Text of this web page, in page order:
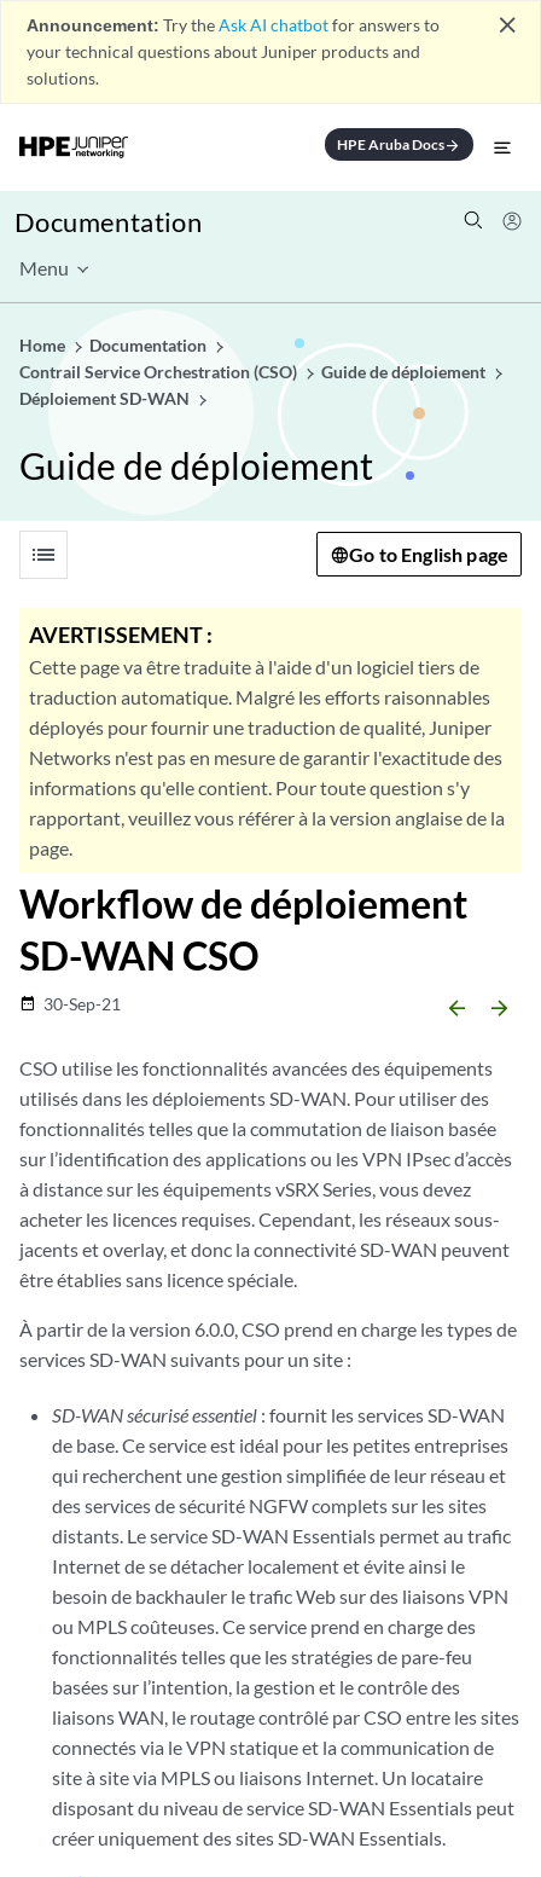
Announcement: Try theAsk AI chatbotfor answers to
your technical questions about Juniper products and
solutions.
close
HPE Aruba Docsarrow_forward
Documentation
Menu
Home
Documentation
Contrail Service Orchestration (CSO)
Guide de déploiement
Déploiement SD-WAN
Guide de déploiement
list Go to English page
AVERTISSEMENT :
Cette page va être traduite à l'aide d'un logiciel tiers de
traduction automatique. Malgré les efforts raisonnables
déployés pour fournir une traduction de qualité, Juniper
Networks n'est pas en mesure de garantir l'exactitude des
informations qu'elle contient. Pour toute question s'y
rapportant, veuillez vous référer à la version anglaise de la
page.
Workflow de déploiement
SD-WAN CSO
date_range 30-Sep-21 arrow_backward arrow_forward
CSO utilise les fonctionnalités avancées des équipements
utilisés dans les déploiements SD-WAN. Pour utiliser des
fonctionnalités telles que la commutation de liaison basée
sur l’identification des applications ou les VPN IPsec d’accès
à distance sur les équipements vSRX Series, vous devez
acheter les licences requises. Cependant, les réseaux sous-
jacents et overlay, et donc la connectivité SD-WAN peuvent
être établies sans licence spéciale.
À partir de la version 6.0.0, CSO prend en charge les types de
services SD-WAN suivants pour un site :
SD-WAN sécurisé essentiel : fournit les services SD-WAN
de base. Ce service est idéal pour les petites entreprises
qui recherchent une gestion simplifiée de leur réseau et
des services de sécurité NGFW complets sur les sites
distants. Le service SD-WAN Essentials permet au trafic
Internet de se détacher localement et évite ainsi le
besoin de backhauler le trafic Web sur des liaisons VPN
ou MPLS coûteuses. Ce service prend en charge des
fonctionnalités telles que les stratégies de pare-feu
basées sur l’intention, la gestion et le contrôle des
liaisons WAN, le routage contrôlé par CSO entre les sites
connectés via le VPN statique et la communication de
site à site via MPLS ou liaisons Internet. Un locataire
disposant du niveau de service SD-WAN Essentials peut
créer uniquement des sites SD-WAN Essentials.